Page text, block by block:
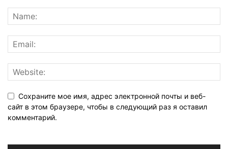
Сохраните мое имя, адрес электронной почты и веб-
сайт в этом браузере, чтобы в следующий раз я оставил
комментарий.